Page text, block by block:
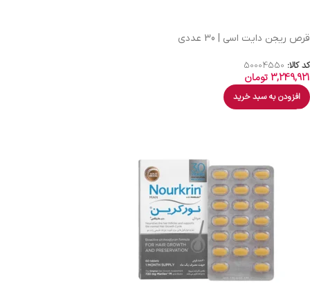
قرص ریجن دایت اسی | 30 عددی
کد کالا: 50004550
3,249,921تومان
افزودن به سبد خرید